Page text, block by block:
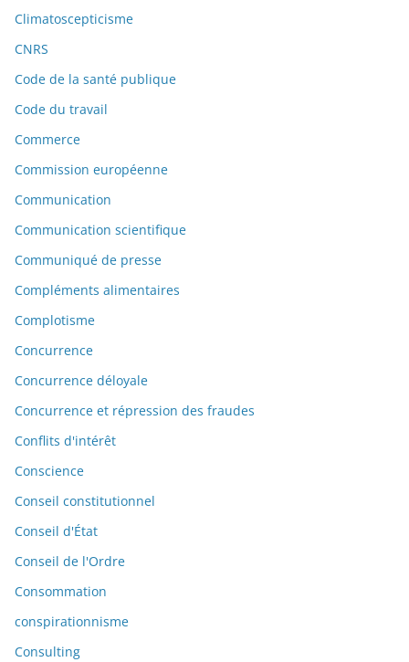
Climatoscepticisme
CNRS
Code de la santé publique
Code du travail
Commerce
Commission européenne
Communication
Communication scientifique
Communiqué de presse
Compléments alimentaires
Complotisme
Concurrence
Concurrence déloyale
Concurrence et répression des fraudes
Conflits d'intérêt
Conscience
Conseil constitutionnel
Conseil d'État
Conseil de l'Ordre
Consommation
conspirationnisme
Consulting